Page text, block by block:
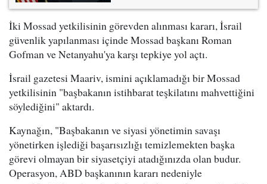
İki Mossad yetkilisinin görevden alınması kararı, İsrail
güvenlik yapılanması içinde Mossad başkanı Roman
Gofman ve Netanyahu'ya karşı tepkiye yol açtı.
İsrail gazetesi Maariv, ismini açıklamadığı bir Mossad
yetkilisinin "başbakanın istihbarat teşkilatını mahvettiğini
söylediğini" aktardı.
Kaynağın, "Başbakanın ve siyasi yönetimin savaşı
yönetirken işlediği başarısızlığı temizlemekten başka
görevi olmayan bir siyasetçiyi atadığınızda olan budur.
Operasyon, ABD başkanının kararı nedeniyle